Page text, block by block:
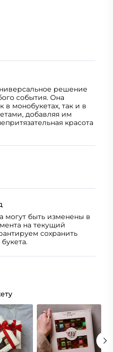
решение
события. Она
в монобукетах, так и в
добавляя им
красота
могут быть изменены в
на текущий
сохранить